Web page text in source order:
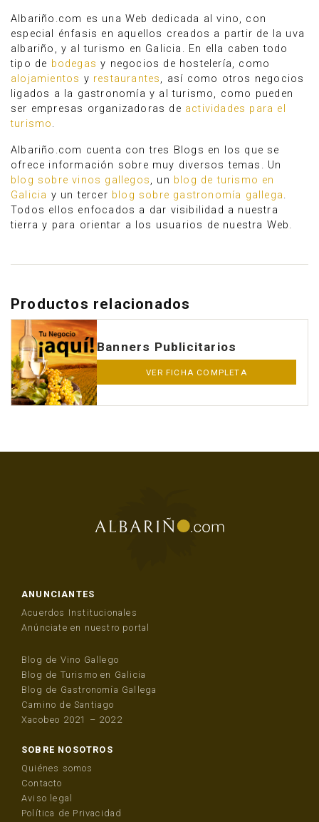
Albariño.com es una Web dedicada al vino, con
especial énfasis en aquellos creados a partir de la uva
albariño, y al turismo en Galicia. En ella caben todo
tipo de bodegas y negocios de hostelería, como
alojamientos y restaurantes, así como otros negocios
ligados a la gastronomía y al turismo, como pueden
ser empresas organizadoras de actividades para el
turismo.
Albariño.com cuenta con tres Blogs en los que se
ofrece información sobre muy diversos temas. Un
blog sobre vinos gallegos, un blog de turismo en
Galicia y un tercer blog sobre gastronomía gallega.
Todos ellos enfocados a dar visibilidad a nuestra
tierra y para orientar a los usuarios de nuestra Web.
Productos relacionados
Banners Publicitarios
VER FICHA COMPLETA
ANUNCIANTES
Acuerdos Institucionales
Anúnciate en nuestro portal
Blog de Vino Gallego
Blog de Turismo en Galicia
Blog de Gastronomía Gallega
Camino de Santiago
Xacobeo 2021 – 2022
SOBRE NOSOTROS
Quiénes somos
Contacto
Aviso legal
Política de Privacidad